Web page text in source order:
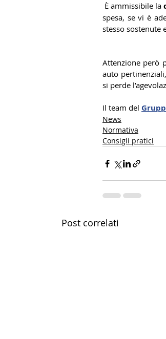
È ammissibile la
spesa, se vi è
stesso sostenute
Attenzione però
auto
si perde
Il team del
News
Normativa
Consigli pratici
Post correlati